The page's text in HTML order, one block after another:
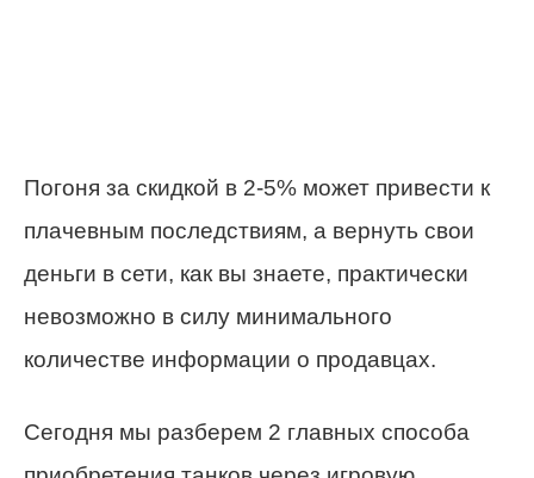
Погоня за скидкой в 2-5% может привести к
плачевным последствиям, а вернуть свои
деньги в сети, как вы знаете, практически
невозможно в силу минимального
количестве информации о продавцах.
Сегодня мы разберем 2 главных способа